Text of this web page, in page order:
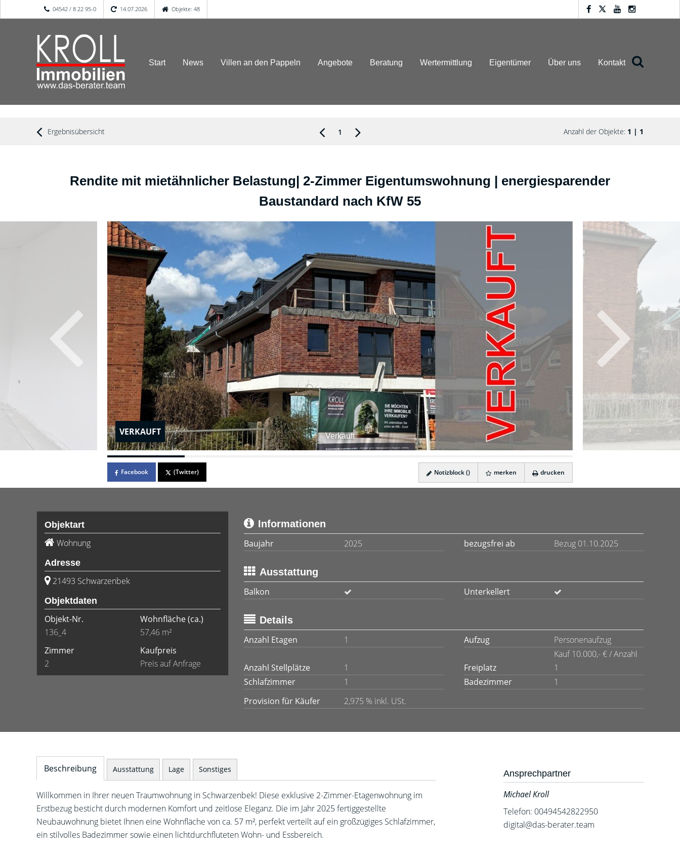
04542 / 8 22 95-0 14.07.2026 Objekte: 48
Start News Villen an den Pappeln Angebote Beratung Wertermittlung Eigentümer Über uns Kontakt
Ergebnisübersicht 1 Anzahl der Objekte: 1 | 1
Rendite mit mietähnlicher Belastung| 2-Zimmer Eigentumswohnung | energiesparender
Baustandard nach KfW 55
Verkauft
VERKAUFT
Facebook (Twitter) Notizblock () merken drucken
Objektart
Wohnung
Adresse
21493 Schwarzenbek
Objektdaten
Objekt-Nr.
136_4
Wohnfläche(ca.)
57,46 m²
Zimmer
2
Kaufpreis
Preis auf Anfrage
Informationen
Baujahr
2025 bezugsfrei ab Bezug 01.10.2025
Ausstattung
Balkon
Unterkellert
Details
Anzahl Etagen
1 Aufzug Personenaufzug
Anzahl Stellplätze 1 Freiplatz
Kauf 10.000,- € / Anzahl
1
Schlafzimmer
1 Badezimmer
1
Provision für Käufer
2,975 % inkl. USt.
Beschreibung Ausstattung Lage Sonstiges
Willkommen in Ihrer neuen Traumwohnung in Schwarzenbek! Diese exklusive 2-Zimmer-Etagenwohnung im
Erstbezug besticht durch modernen Komfort und zeitlose Eleganz. Die im Jahr 2025 fertiggestellte
Neubauwohnung bietet Ihnen eine Wohnfläche von ca. 57 m², perfekt verteilt auf ein großzügiges Schlafzimmer,
ein stilvolles Badezimmer sowie einen lichtdurchfluteten Wohn- und Essbereich.
Ansprechpartner
Michael Kroll
Telefon: 00494542822950
digital@das-berater.team